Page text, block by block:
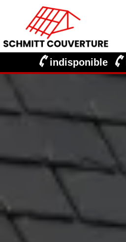
indisponible